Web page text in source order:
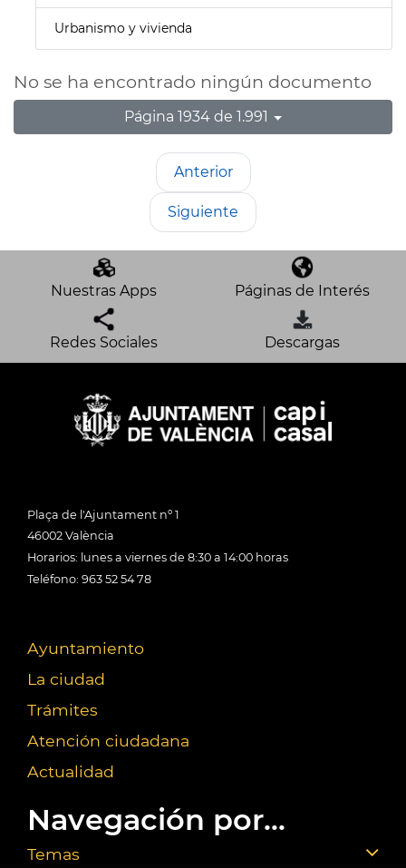
Urbanismo y vivienda
No se ha encontrado ningún documento
Página 1934 de 1.991
Anterior
Siguiente
Nuestras Apps Páginas de Interés
Redes Sociales Descargas
Plaça de l'Ajuntament nº 1
46002 València
Horarios: lunes a viernes de 8:30 a 14:00 horas
Teléfono: 963 52 54 78
Ayuntamiento
La ciudad
Trámites
Atención ciudadana
Actualidad
Navegación por...
Temas